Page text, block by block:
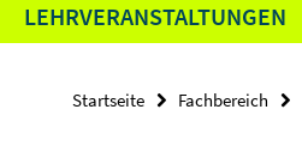
LEHRVERANSTALTUNGEN
Startseite Fachbereich